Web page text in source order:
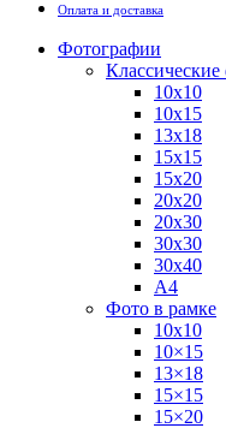
Оплата и доставка
Фотографии
Классические
10х10
10х15
13х18
15х15
15х20
20х20
20х30
30х30
30х40
А4
Фото в рамке
10х10
10×15
13×18
15×15
15×20